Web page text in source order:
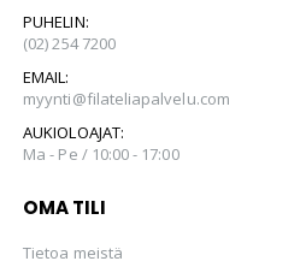
PUHELIN:
(02) 254 7200
EMAIL:
myynti@filateliapalvelu.com
AUKIOLOAJAT:
Ma - Pe / 10:00 - 17:00
OMA TILI
Tietoa meistä